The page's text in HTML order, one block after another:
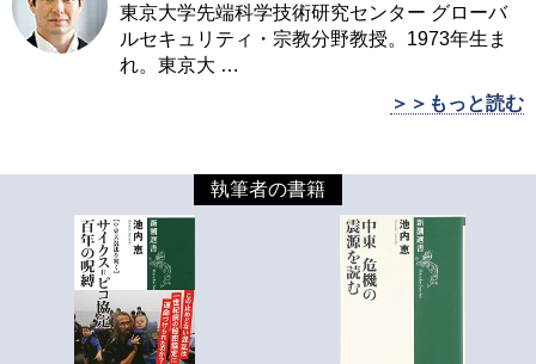
東京大学先端科学技術研究センター グローバ
ルセキュリティ・宗教分野教授。1973年生ま
れ。東京大 …
＞＞もっと読む
執筆者の書籍